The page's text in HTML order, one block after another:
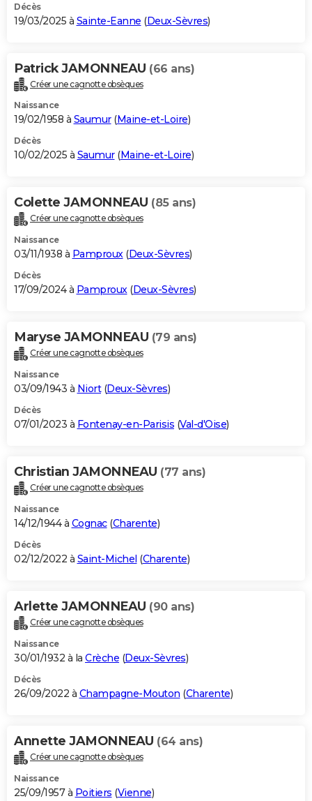
Décès
19/03/2025 à Sainte-Eanne (Deux-Sèvres)
Patrick JAMONNEAU (66 ans)
Créer une cagnotte obsèques
Naissance
19/02/1958 à Saumur(Maine-et-Loire)
Décès
10/02/2025 à Saumur(Maine-et-Loire)
Colette JAMONNEAU (85 ans)
Créer une cagnotte obsèques
Naissance
03/11/1938 à Pamproux(Deux-Sèvres)
Décès
17/09/2024 à Pamproux(Deux-Sèvres)
Maryse JAMONNEAU (79 ans)
Créer une cagnotte obsèques
Naissance
03/09/1943 à Niort(Deux-Sèvres)
Décès
07/01/2023 à Fontenay-en-Parisis (Val-d'Oise)
Christian JAMONNEAU (77 ans)
Créer une cagnotte obsèques
Naissance
14/12/1944 à Cognac(Charente)
Décès
02/12/2022 à Saint-Michel (Charente)
Arlette JAMONNEAU (90 ans)
Créer une cagnotte obsèques
Naissance
30/01/1932 à la Crèche (Deux-Sèvres)
Décès
26/09/2022 à Champagne-Mouton (Charente)
Annette JAMONNEAU (64 ans)
Créer une cagnotte obsèques
Naissance
25/09/1957 à Poitiers (Vienne)